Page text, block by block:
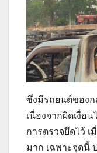
ซึ่งมีรถยนต์ของก
เนื่องจากผิดเงื่อ
การตรวจยึดไว้ เ
มาก เฉพาะจุดนี้